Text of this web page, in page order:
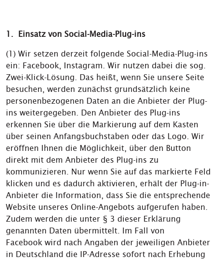
1. Einsatz von Social-Media-Plug-ins
(1) Wir setzen derzeit folgende Social-Media-Plug-ins
ein: Facebook, Instagram. Wir nutzen dabei die sog.
Zwei-Klick-Lösung. Das heißt, wenn Sie unsere Seite
besuchen, werden zunächst grundsätzlich keine
personenbezogenen Daten an die Anbieter der Plug-
ins weitergegeben. Den Anbieter des Plug-ins
erkennen Sie über die Markierung auf dem Kasten
über seinen Anfangsbuchstaben oder das Logo. Wir
eröffnen Ihnen die Möglichkeit, über den Button
direkt mit dem Anbieter des Plug-ins zu
kommunizieren. Nur wenn Sie auf das markierte Feld
klicken und es dadurch aktivieren, erhält der Plug-in-
Anbieter die Information, dass Sie die entsprechende
Website unseres Online-Angebots aufgerufen haben.
Zudem werden die unter § 3 dieser Erklärung
genannten Daten übermittelt. Im Fall von
Facebook wird nach Angaben der jeweiligen Anbieter
in Deutschland die IP-Adresse sofort nach Erhebung